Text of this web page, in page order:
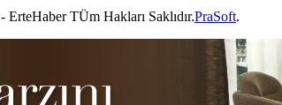
- ErteHaber TÜm Hakları Saklıdır.PraSoft.